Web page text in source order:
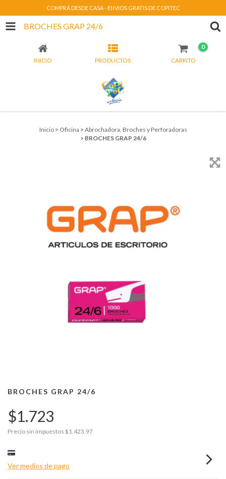
COMPRÁ DESDE CASA - ENVIOS GRATIS DE COPITEC
BROCHES GRAP 24/6
INICIO PRODUCTOS CARRITO
0
Inicio > Oficina > Abrochadora, Broches y Perforadoras
> BROCHES GRAP 24/6
BROCHES GRAP 24/6
$1.723
Precio sin impuestos $1.423,97
Ver medios de pago